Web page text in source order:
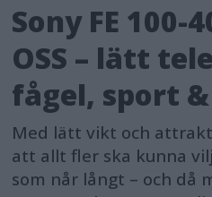
Sony FE 100-
OSS – lätt
fågel, sport
Med lätt vikt och
att allt fler ska kunna
som når långt – och då